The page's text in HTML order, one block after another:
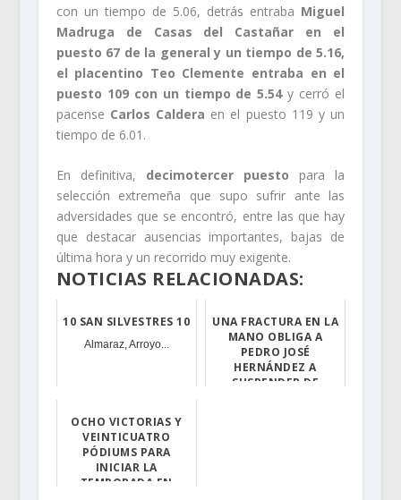
con un tiempo de 5.06, detrás entraba Miguel
Madruga de Casas del Castañar en el
puesto 67 de la general y un tiempo de 5.16,
el placentino Teo Clemente entraba en el
puesto 109 con un tiempo de 5.54y cerró el
pacense Carlos Caldera en el puesto 119 y un
tiempo de 6.01.
En definitiva, decimotercer puesto para la
selección extremeña que supo sufrir ante las
adversidades que se encontró, entre las que hay
que destacar ausencias importantes, bajas de
última hora y un recorrido muy exigente.
NOTICIAS RELACIONADAS:
10 SAN SILVESTRES 10
Almaraz, Arroyo...
UNA FRACTURA EN LA
MANO OBLIGA A
PEDRO JOSÉ
HERNÁNDEZ A
SUSPENDER DE
OCHO VICTORIAS Y
VEINTICUATRO
PÓDIUMS PARA
INICIAR LA
TEMPORADA EN